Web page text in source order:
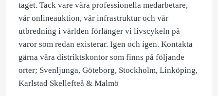
taget. Tack vare våra professionella medarbetare,
vår onlineauktion, vår infrastruktur och vår
utbredning i världen förlänger vi livscykeln på
varor som redan existerar. Igen och igen. Kontakta
gärna våra distriktskontor som finns på följande
orter; Svenljunga, Göteborg, Stockholm, Linköping,
Karlstad Skellefteå & Malmö